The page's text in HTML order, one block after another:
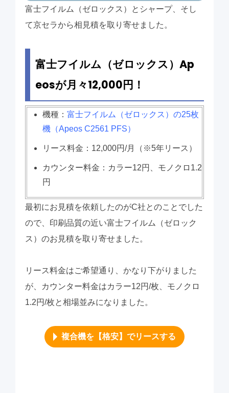
富士フイルム（ゼロックス）とシャープ、そし
て京セラから相見積を取り寄せました。
富士フイルム（ゼロックス）Ap
eosが月々12,000円！
機種： 富士フイルム（ゼロックス）の25枚
機（Apeos C2561 PFS）
リース料金：12,000円/月（※5年リース）
カウンター料金：カラー12円、モノクロ1.2
円
最初にお見積を依頼したのがC社とのことでした
ので、印刷品質の近い富士フイルム（ゼロック
ス）のお見積を取り寄せました。
リース料金はご希望通り、かなり下がりました
が、カウンター料金はカラー12円/枚、モノクロ
1.2円/枚と相場並みになりました。
複合機を【格安】でリースする